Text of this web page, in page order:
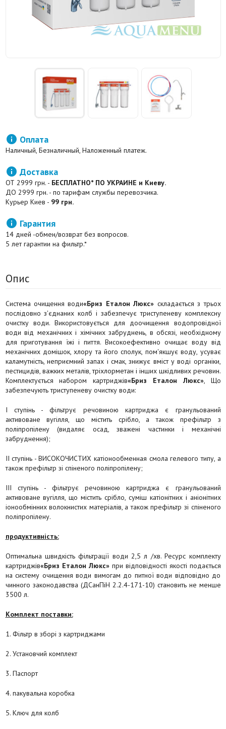
 Оплата
Наличный, Безналичный, Наложенный платеж.
 Доставка
ОТ 2999 грн. - БЕСПЛАТНО* ПО УКРАИНЕ и Киеву.
ДО 2999 грн. - по тарифам службы перевозчика.
Курьер Киев - 99 грн.
 Гарантия
14 дней -обмен/возврат без вопросов.
5 лет гарантии на фильтр.*
Опис
Система очищення води«Бриз Еталон Люкс» складається з трьох
послідовно з'єднаних колб і забезпечує триступеневу комплексну
очистку води. Використовується для доочищення водопровідної
води від механічних і хімічних забруднень, в обсязі, необхідному
для приготування їжі і пиття. Високоефективно очищає воду від
механічних домішок, хлору та його сполук, пом'якшує воду, усуває
каламутність, неприємний запах і смак, знижує вміст у воді органіки,
пестицидів, важких металів, тріхлорметан і інших шкідливих речовин.
Комплектується набором картриджів«Бриз Еталон Люкс», Що
забезпечують триступеневу очистку води:
I ступінь - фільтрує речовиною картриджа є гранульований
активоване вугілля, що містить срібло, а також префільтр з
поліпропілену (видаляє осад, зважені частинки і механічні
забруднення);
II ступінь - ВИСОКОЧИСТИХ катіонообменная смола гелевого типу, а
також префільтр зі спіненого поліпропілену;
III ступінь - фільтрує речовиною картриджа є гранульований
активоване вугілля, що містить срібло, суміш катіонітних і аніонітних
іонообмінних волокнистих матеріалів, а також префільтр зі спіненого
поліпропілену.
продуктивність:
Оптимальна швидкість фільтрації води 2,5 л /хв. Ресурс комплекту
картриджів«Бриз Еталон Люкс»при відповідності якості подається
на систему очищення води вимогам до питної води відповідно до
чинного законодавства (ДСанПіН 2.2.4-171-10) становить не менше
3500 л.
Комплект поставки:
1. Фільтр в зборі з картриджами
2. Установчий комплект
3. Паспорт
4. пакувальна коробка
5. Ключ для колб